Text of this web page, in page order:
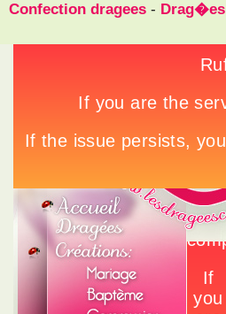
Confection dragees - Drag�es